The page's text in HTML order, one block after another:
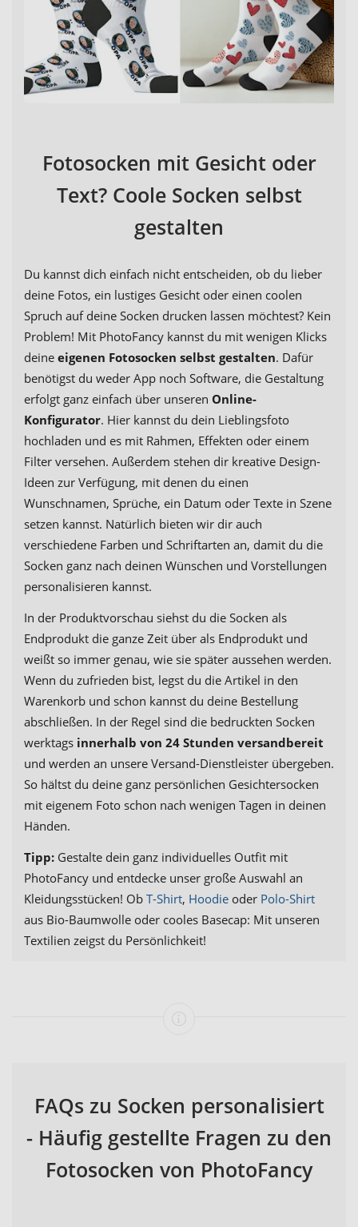
Fotosocken mit Gesicht oder
Text? Coole Socken selbst
gestalten
Du kannst dich einfach nicht entscheiden, ob du lieber
deine Fotos, ein lustiges Gesicht oder einen coolen
Spruch auf deine Socken drucken lassen möchtest? Kein
Problem! Mit PhotoFancy kannst du mit wenigen Klicks
deine eigenen Fotosocken selbst gestalten. Dafür
benötigst du weder App noch Software, die Gestaltung
erfolgt ganz einfach über unseren Online-
Konfigurator. Hier kannst du dein Lieblingsfoto
hochladen und es mit Rahmen, Effekten oder einem
Filter versehen. Außerdem stehen dir kreative Design-
Ideen zur Verfügung, mit denen du einen
Wunschnamen, Sprüche, ein Datum oder Texte in Szene
setzen kannst. Natürlich bieten wir dir auch
verschiedene Farben und Schriftarten an, damit du die
Socken ganz nach deinen Wünschen und Vorstellungen
personalisieren kannst.
In der Produktvorschau siehst du die Socken als
Endprodukt die ganze Zeit über als Endprodukt und
weißt so immer genau, wie sie später aussehen werden.
Wenn du zufrieden bist, legst du die Artikel in den
Warenkorb und schon kannst du deine Bestellung
abschließen. In der Regel sind die bedruckten Socken
werktags innerhalb von 24 Stunden versandbereit
und werden an unsere Versand-Dienstleister übergeben.
So hältst du deine ganz persönlichen Gesichtersocken
mit eigenem Foto schon nach wenigen Tagen in deinen
Händen.
Tipp: Gestalte dein ganz individuelles Outfit mit
PhotoFancy und entdecke unser große Auswahl an
Kleidungsstücken! Ob T-Shirt, Hoodie oder Polo-Shirt
aus Bio-Baumwolle oder cooles Basecap: Mit unseren
Textilien zeigst du Persönlichkeit!
FAQs zu Socken personalisiert
- Häufig gestellte Fragen zu den
Fotosocken von PhotoFancy